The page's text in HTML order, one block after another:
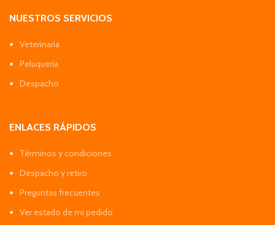
NUESTROS SERVICIOS
Veterinaria
Peluquería
Despacho
ENLACES RÁPIDOS
Términos y condiciones
Despacho y retiro
Preguntas frecuentes
Ver estado de mi pedido